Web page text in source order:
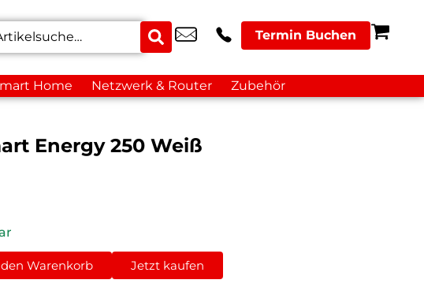
Termin Buchen
Home Netzwerk & Router Zubehör
Energy 250 Weiß
Warenkorb Jetzt kaufen